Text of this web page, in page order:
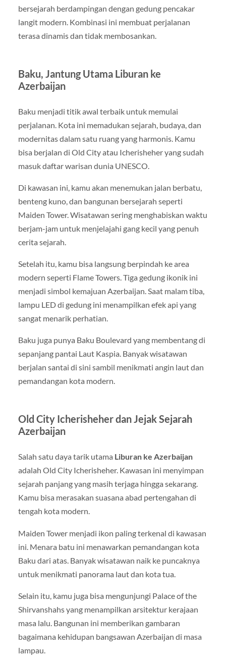
bersejarah berdampingan dengan gedung pencakar
langit modern. Kombinasi ini membuat perjalanan
terasa dinamis dan tidak membosankan.
Baku, Jantung Utama Liburan ke
Azerbaijan
Baku menjadi titik awal terbaik untuk memulai
perjalanan. Kota ini memadukan sejarah, budaya, dan
modernitas dalam satu ruang yang harmonis. Kamu
bisa berjalan di Old City atau Icherisheher yang sudah
masuk daftar warisan dunia UNESCO.
Di kawasan ini, kamu akan menemukan jalan berbatu,
benteng kuno, dan bangunan bersejarah seperti
Maiden Tower. Wisatawan sering menghabiskan waktu
berjam-jam untuk menjelajahi gang kecil yang penuh
cerita sejarah.
Setelah itu, kamu bisa langsung berpindah ke area
modern seperti Flame Towers. Tiga gedung ikonik ini
menjadi simbol kemajuan Azerbaijan. Saat malam tiba,
lampu LED di gedung ini menampilkan efek api yang
sangat menarik perhatian.
Baku juga punya Baku Boulevard yang membentang di
sepanjang pantai Laut Kaspia. Banyak wisatawan
berjalan santai di sini sambil menikmati angin laut dan
pemandangan kota modern.
Old City Icherisheher dan Jejak Sejarah
Azerbaijan
Salah satu daya tarik utama Liburan ke Azerbaijan
adalah Old City Icherisheher. Kawasan ini menyimpan
sejarah panjang yang masih terjaga hingga sekarang.
Kamu bisa merasakan suasana abad pertengahan di
tengah kota modern.
Maiden Tower menjadi ikon paling terkenal di kawasan
ini. Menara batu ini menawarkan pemandangan kota
Baku dari atas. Banyak wisatawan naik ke puncaknya
untuk menikmati panorama laut dan kota tua.
Selain itu, kamu juga bisa mengunjungi Palace of the
Shirvanshahs yang menampilkan arsitektur kerajaan
masa lalu. Bangunan ini memberikan gambaran
bagaimana kehidupan bangsawan Azerbaijan di masa
lampau.